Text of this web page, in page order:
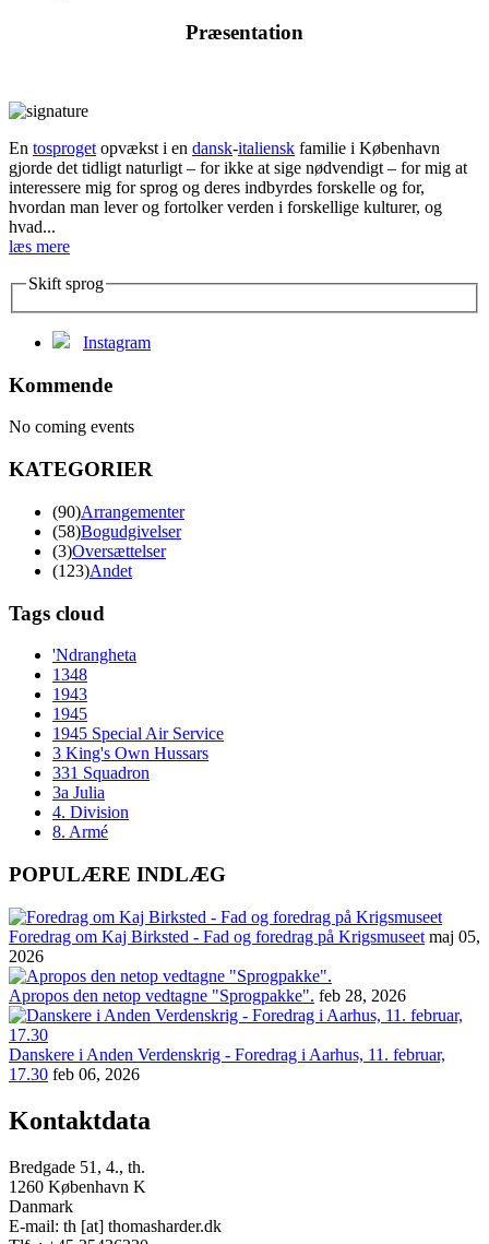
Præsentation
En tosproget opvækst i en dansk-italiensk familie i København
gjorde det tidligt naturligt – for ikke at sige nødvendigt – for mig at
interessere mig for sprog og deres indbyrdes forskelle og for,
hvordan man lever og fortolker verden i forskellige kulturer, og
hvad...
læs mere
Skift sprog
Instagram
Kommende
No coming events
KATEGORIER
(90)Arrangementer
(58)Bogudgivelser
(3)Oversættelser
(123)Andet
Tags cloud
'Ndrangheta
1348
1943
1945
1945 Special Air Service
3 King's Own Hussars
331 Squadron
3a Julia
4. Division
8. Armé
POPULÆRE INDLÆG
Foredrag om Kaj Birksted - Fad og foredrag på Krigsmuseet maj 05,
2026
Apropos den netop vedtagne "Sprogpakke". feb 28, 2026
Danskere i Anden Verdenskrig - Foredrag i Aarhus, 11. februar,
17.30 feb 06, 2026
Kontaktdata
Bredgade 51, 4., th.
1260 København K
Danmark
E-mail: th [at] thomasharder.dk